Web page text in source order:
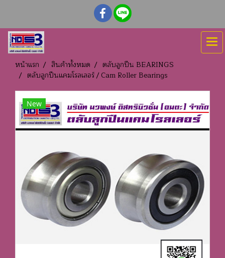
หน้าแรก สินค้าทั้งหมด
ตลับลูกปืน BEARINGS
ตลับลูกปืนแคมโรลเลอร์ / Cam Roller Bearings
New